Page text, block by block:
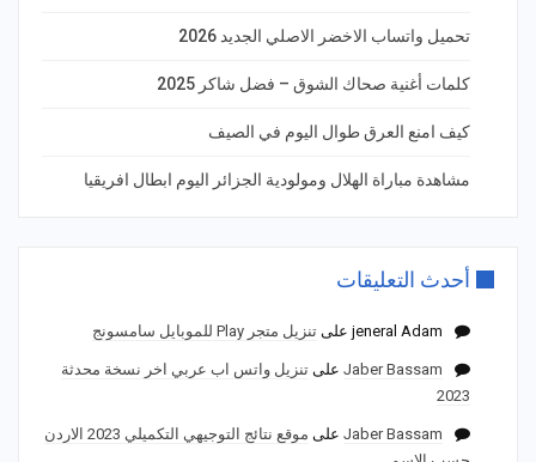
تحميل واتساب الاخضر الاصلي الجديد 2026
كلمات أغنية صحاك الشوق – فضل شاكر 2025
كيف امنع العرق طوال اليوم في الصيف
مشاهدة مباراة الهلال ومولودية الجزائر اليوم ابطال افريقيا
أحدث التعليقات
jeneral Adam على تنزيل متجر Play للموبايل سامسونج
Jaber Bassam على تنزيل واتس اب عربي اخر نسخة محدثة
2023
Jaber Bassam على
موقع نتائج التوجيهي التكميلي 2023 الاردن